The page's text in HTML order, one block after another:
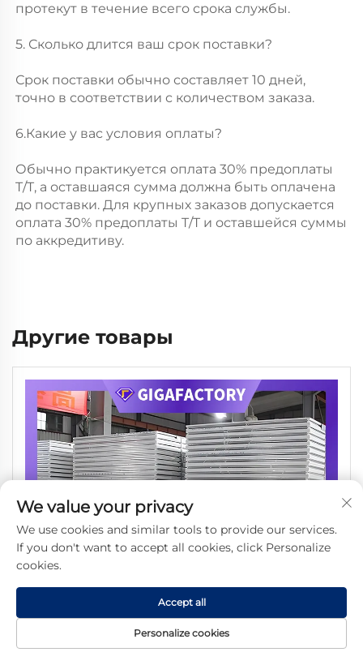
протекут в течение всего срока службы.
5. Сколько длится ваш срок поставки?
Срок поставки обычно составляет 10 дней,
точно в соответствии с количеством заказа.
6.Какие у вас условия оплаты?
Обычно практикуется оплата 30% предоплаты
T/T, а оставшаяся сумма должна быть оплачена
до поставки. Для крупных заказов допускается
оплата 30% предоплаты T/T и оставшейся суммы
по аккредитиву.
Другие товары
We value your privacy
We use cookies and similar tools to provide our services.
If you don't want to accept all cookies, click Personalize
cookies.
Personalize cookies
Accept all